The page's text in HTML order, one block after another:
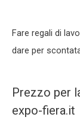
Fare regali di
dare per
Prezzo per
expo-fiera.it